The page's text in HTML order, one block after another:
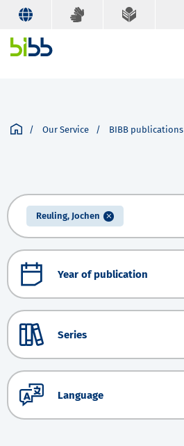
Our Service BIBB publications
Reuling, Jochen
Year of publication
Series
Language